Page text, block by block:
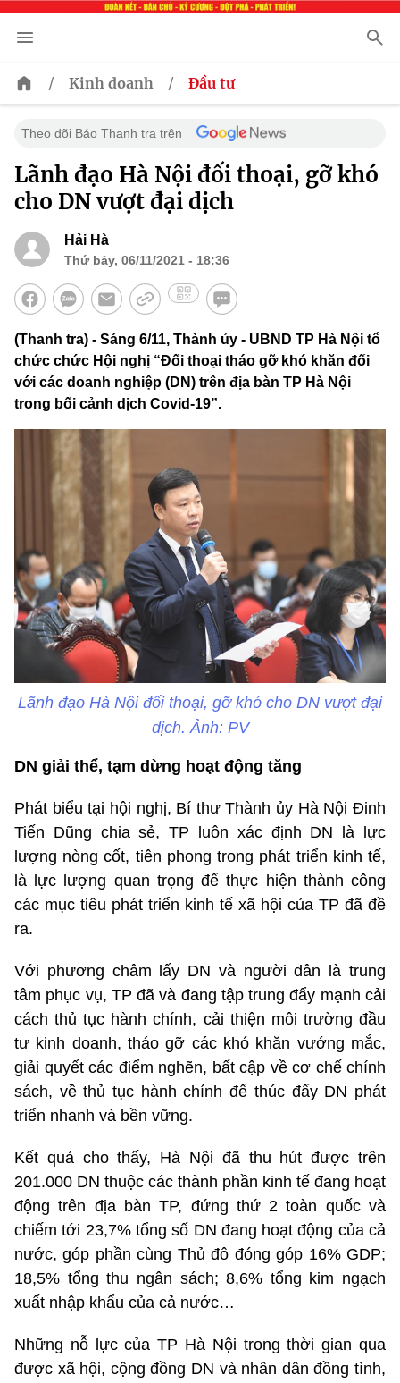
/ Kinh doanh / Đầu tư
Theo dõi Báo Thanh tra trên
Lãnh đạo Hà Nội đối thoại, gỡ khó
cho DN vượt đại dịch
Hải Hà
Thứ bảy, 06/11/2021 - 18:36
(Thanh tra) - Sáng 6/11, Thành ủy - UBND TP Hà Nội tổ
chức chức Hội nghị “Đối thoại tháo gỡ khó khăn đối
với các doanh nghiệp (DN) trên địa bàn TP Hà Nội
trong bối cảnh dịch Covid-19”.
Lãnh đạo Hà Nội đối thoại, gỡ khó cho DN vượt đại
dịch. Ảnh: PV
DN giải thể, tạm dừng hoạt động tăng
Phát biểu tại hội nghị, Bí thư Thành ủy Hà Nội Đinh
Tiến Dũng chia sẻ, TP luôn xác định DN là lực
lượng nòng cốt, tiên phong trong phát triển kinh tế,
là lực lượng quan trọng để thực hiện thành công
các mục tiêu phát triển kinh tế xã hội của TP đã đề
ra.
Với phương châm lấy DN và người dân là trung
tâm phục vụ, TP đã và đang tập trung đẩy mạnh cải
cách thủ tục hành chính, cải thiện môi trường đầu
tư kinh doanh, tháo gỡ các khó khăn vướng mắc,
giải quyết các điểm nghẽn, bất cập về cơ chế chính
sách, về thủ tục hành chính để thúc đẩy DN phát
triển nhanh và bền vững.
Kết quả cho thấy, Hà Nội đã thu hút được trên
201.000 DN thuộc các thành phần kinh tế đang hoạt
động trên địa bàn TP, đứng thứ 2 toàn quốc và
chiếm tới 23,7% tổng số DN đang hoạt động của cả
nước, góp phần cùng Thủ đô đóng góp 16% GDP;
18,5% tổng thu ngân sách; 8,6% tổng kim ngạch
xuất nhập khẩu của cả nước…
Những nỗ lực của TP Hà Nội trong thời gian qua
được xã hội, cộng đồng DN và nhân dân đồng tình,